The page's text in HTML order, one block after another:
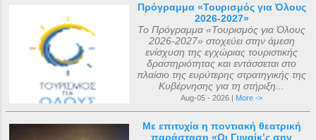
Πρόγραμμα «Τουρισμός για Όλους
2026-2027»
Το Πρόγραμμα «Τουρισμός για Όλους
2026-2027» στοχεύει στην άμεση
ενίσχυση της εγχώριας τουριστικής
δραστηριότητας και εντάσσεται στο
πλαίσιο της ευρύτερης στρατηγικής της
Κυβέρνησης για τη στήριξη...
Aug-05 - 2026 | More ->
Με επιτυχία η ποντιακή θεατρική
παράσταση «Οι Γυναίκ’ς σην